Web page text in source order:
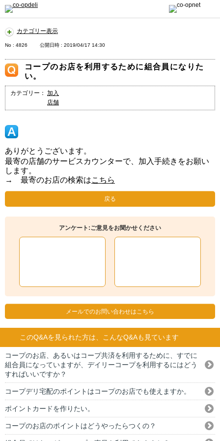
カテゴリー表示
No : 4826 公開日時 : 2019/04/17 14:30
コープのお店を利用するために組合員になりた
い。
カテゴリー： 加入
店舗
ありがとうございます。
最寄の店舗のサービスカウンターで、加入手続きをお願い
します。
→ 最寄のお店の検索はこちら
戻る
アンケート:ご意見をお聞かせください
メールでのお問い合わせはこちら
このQ&Aを見られた方は、こんなQ&Aも見ています
コープのお店、あるいはコープ共済を利用するために、すでに
組合員になっていますが、デイリーコープを利用するにはどう
すればいいですか？
コープデリ宅配のポイントはコープのお店でも使えますか。
ポイントカードを作りたい。
コープのお店のポイントはどうやったらつくの？